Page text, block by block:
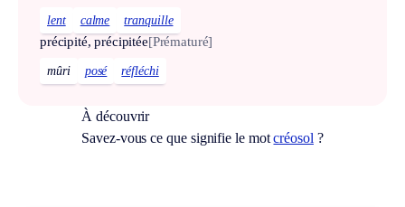
lent calme tranquille
précipité, précipitée[Prématuré]
mûri posé réfléchi
À découvrir
Savez-vous ce que signifie le motcréosol ?